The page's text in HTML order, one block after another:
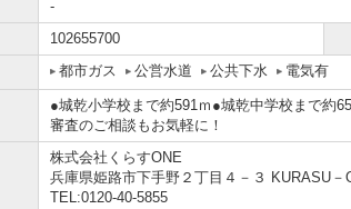
-
102655700
都市ガス 公営水道 公共下水 電気有
●城乾小学校まで約591ｍ●城乾中学校まで約
審査のご相談もお気軽に！
株式会社くらすONE
兵庫県姫路市下手野２丁目４－３ KURASU－
TEL:0120-40-5855